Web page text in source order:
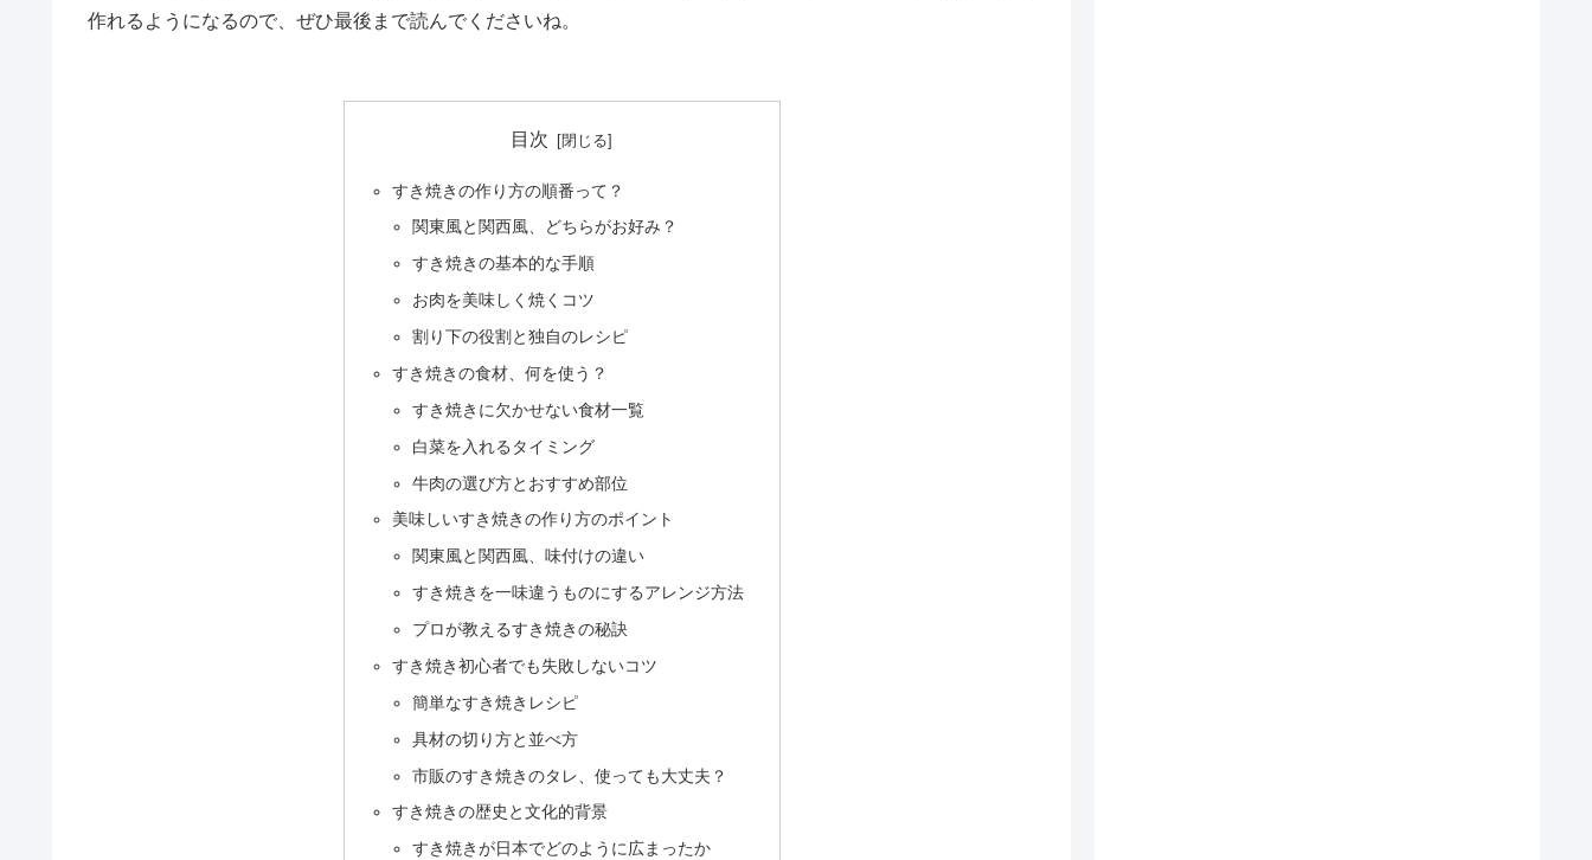
作れるようになるので、ぜひ最後まで読んでくださいね。
目次
すき焼きの作り方の順番って？
関東風と関西風、どちらがお好み？
すき焼きの基本的な手順
お肉を美味しく焼くコツ
割り下の役割と独自のレシピ
すき焼きの食材、何を使う？
すき焼きに欠かせない食材一覧
白菜を入れるタイミング
牛肉の選び方とおすすめ部位
美味しいすき焼きの作り方のポイント
関東風と関西風、味付けの違い
すき焼きを一味違うものにするアレンジ方法
プロが教えるすき焼きの秘訣
すき焼き初心者でも失敗しないコツ
簡単なすき焼きレシピ
具材の切り方と並べ方
市販のすき焼きのタレ、使っても大丈夫？
すき焼きの歴史と文化的背景
すき焼きが日本でどのように広まったか